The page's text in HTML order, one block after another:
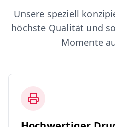
Unsere speziell
höchste Qualität und
Momente